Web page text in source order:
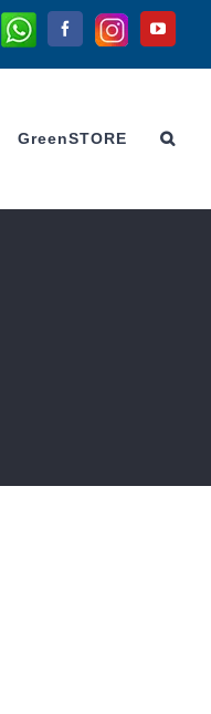
Whatsapp
Facebook
Instagram
GreenSTORE